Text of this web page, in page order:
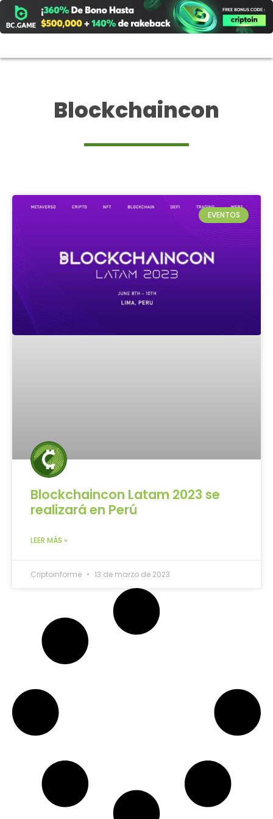
al
contenido
Blockchaincon
EVENTOS
Blockchaincon Latam 2023 se
realizará en Perú
LEER MÁS »
Criptoinforme 13 de marzo de 2023